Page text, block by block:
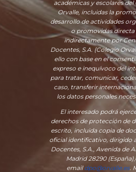
académicas y escolares del
Orvalle, incluidas la
desarrollo de actividades
o promovidas directa
indirectamente por
Docentes, S.A. (Colegio
ello con base en el
expreso e inequívoco del
para tratar, comunicar,
caso, transferir
los datos personales
El interesado podrá
derechos de protección de
escrito, incluida copia de
oficial identificativo, dirigido
Docentes, S.A., Avenida de
Madrid 28290 (España),
emaildpo@orvalle.es.